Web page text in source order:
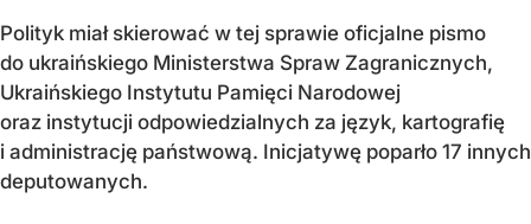
Polityk miał skierować w tej sprawie oficjalne pismo
do ukraińskiego Ministerstwa Spraw Zagranicznych,
Ukraińskiego Instytutu Pamięci Narodowej
oraz instytucji odpowiedzialnych za język, kartografię
i administrację państwową. Inicjatywę poparło 17 innych
deputowanych.